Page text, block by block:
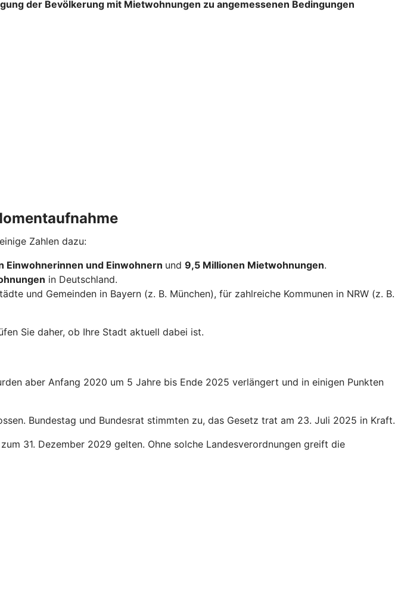
der Bevölkerung mit Mietwohnungen zu angemessenen Bedingungen
Zahlen dazu:
Einwohnerinnen und Einwohnern und 9,5 Millionen Mietwohnungen.
in Deutschland.
und Gemeinden in Bayern (z. B. München), für zahlreiche Kommunen in NRW (z. B.
Sie daher, ob Ihre Stadt aktuell dabei ist.
aber Anfang 2020 um 5 Jahre bis Ende 2025 verlängert und in einigen Punkten
Bundestag und Bundesrat stimmten zu, das Gesetz trat am 23. Juli 2025 in Kraft.
31. Dezember 2029 gelten. Ohne solche Landesverordnungen greift die